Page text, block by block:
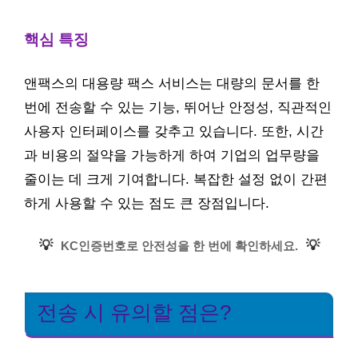
핵심 특징
앤팩스의 대용량 팩스 서비스는 대량의 문서를 한
번에 전송할 수 있는 기능, 뛰어난 안정성, 직관적인
사용자 인터페이스를 갖추고 있습니다. 또한, 시간
과 비용의 절약을 가능하게 하여 기업의 업무량을
줄이는 데 크게 기여합니다. 복잡한 설정 없이 간편
하게 사용할 수 있는 점도 큰 장점입니다.
💡 KC인증번호로 안전성을 한 번에 확인하세요. 💡
전송 시 유의할 점은?